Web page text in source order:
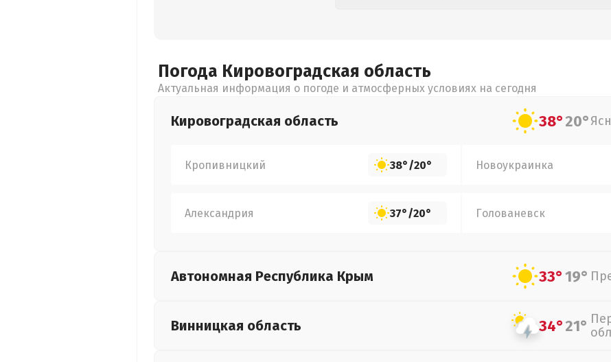
Погода Кировоградская область
Актуальная информация о погоде и атмосферных условиях на сегодня
Кировоградская область 38°20°
Кропивницкий 38°/20° Новоукраинка
Александрия 37°/20° Голованевск
Автономная Республика Крым 33°19°
Винницкая область 34°21°